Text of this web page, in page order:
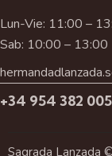
Lun-Vie: 11:00 –
Sab: 10:00 – 13:00
+34 954 382 005
Sagrada Lanzada